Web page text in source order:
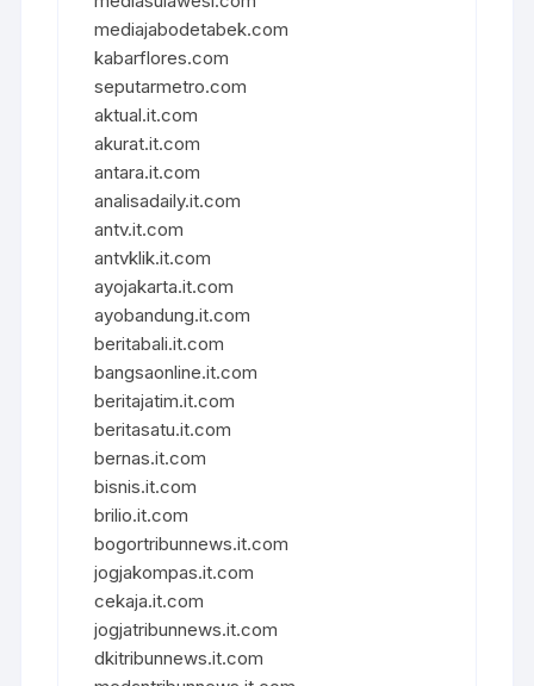
mediajabodetabek.com
kabarflores.com
seputarmetro.com
aktual.it.com
akurat.it.com
antara.it.com
analisadaily.it.com
antv.it.com
antvklik.it.com
ayojakarta.it.com
ayobandung.it.com
beritabali.it.com
bangsaonline.it.com
beritajatim.it.com
beritasatu.it.com
bernas.it.com
bisnis.it.com
brilio.it.com
bogortribunnews.it.com
jogjakompas.it.com
cekaja.it.com
jogjatribunnews.it.com
dkitribunnews.it.com